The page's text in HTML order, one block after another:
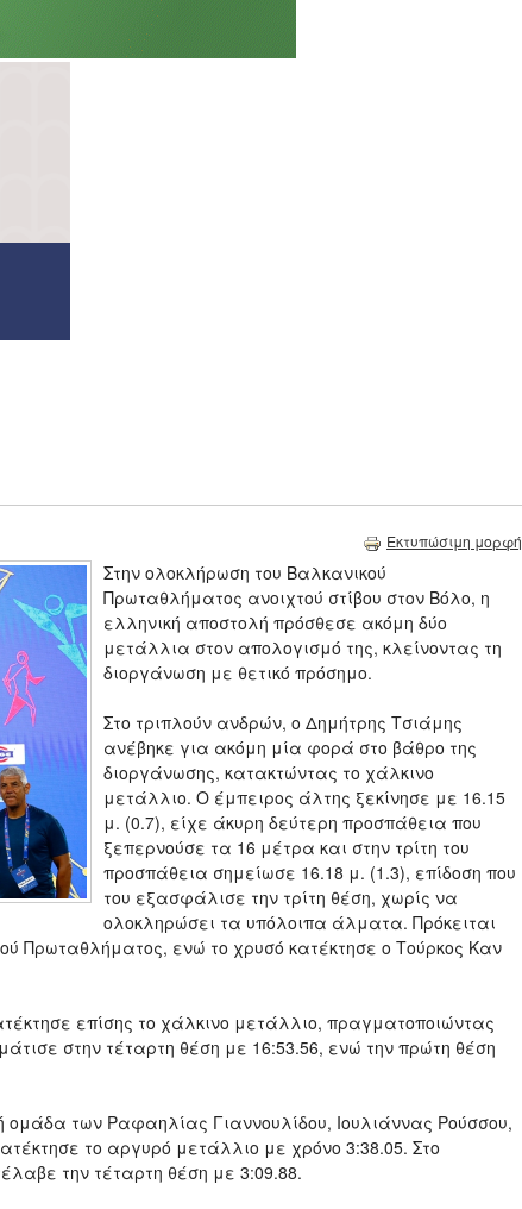
Εκτυπώσιμη μορφή
Στην ολοκλήρωση του Βαλκανικού
Πρωταθλήματος ανοιχτού στίβου στον Βόλο, η
ελληνική αποστολή πρόσθεσε ακόμη δύο
μετάλλια στον απολογισμό της, κλείνοντας τη
διοργάνωση με θετικό πρόσημο.
Στο τριπλούν ανδρών, ο Δημήτρης Τσιάμης
ανέβηκε για ακόμη μία φορά στο βάθρο της
διοργάνωσης, κατακτώντας το χάλκινο
μετάλλιο. Ο έμπειρος άλτης ξεκίνησε με 16.15
μ. (0.7), είχε άκυρη δεύτερη προσπάθεια που
ξεπερνούσε τα 16 μέτρα και στην τρίτη του
προσπάθεια σημείωσε 16.18 μ. (1.3), επίδοση που
του εξασφάλισε την τρίτη θέση, χωρίς να
ολοκληρώσει τα υπόλοιπα άλματα. Πρόκειται
Πρωταθλήματος, ενώ το χρυσό κατέκτησε ο Τούρκος Καν
επίσης το χάλκινο μετάλλιο, πραγματοποιώντας
στην τέταρτη θέση με 16:53.56, ενώ την πρώτη θέση
ομάδα των Ραφαηλίας Γιαννουλίδου, Ιουλιάννας Ρούσσου,
το αργυρό μετάλλιο με χρόνο 3:38.05. Στο
την τέταρτη θέση με 3:09.88.